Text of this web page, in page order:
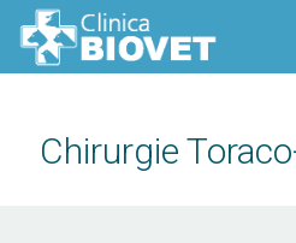
Chirurgie